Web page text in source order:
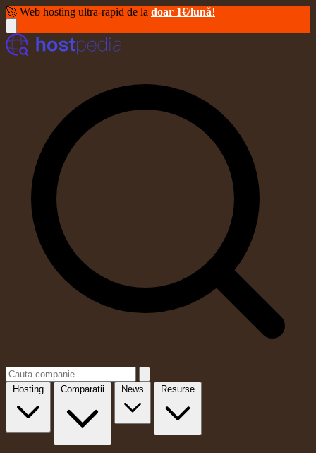
🚀 Web hosting ultra-rapid de la doar 1€/lună!
Hosting Comparatii News Resurse